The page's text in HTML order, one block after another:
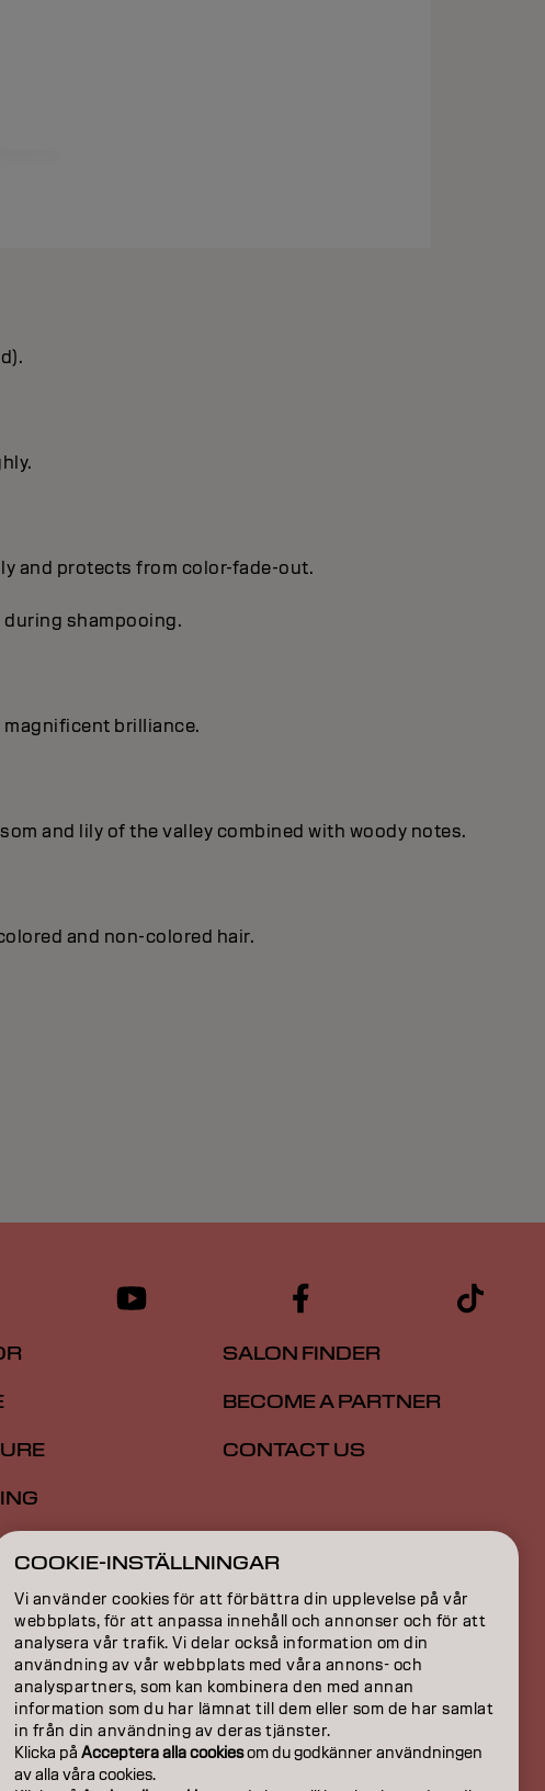
and protects from color-fade-out.
shampooing.
brilIiance.
and lily of the valley combined with woody notes.
and non-colored hair.
SALON FINDER
BECOME A PARTNER
CONTACT US
COOKIE-INSTÄLLNINGAR
Vi använder cookies för att förbättra din upplevelse på vår
webbplats, för att anpassa innehåll och annonser och för att
analysera vår trafik. Vi delar också information om din
användning av vår webbplats med våra annons- och
analyspartners, som kan kombinera den med annan
information som du har lämnat till dem eller som de har samlat
in från din användning av deras tjänster.
Klicka på Acceptera alla cookiesom du godkänner användningen
av alla våra cookies.